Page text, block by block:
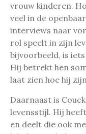
vrouw kinderen.
veel in de
interviews naar
rol speelt in zijn
bijvoorbeeld, is
Hij betrekt hen
laat zien hoe hij
Daarnaast is
levensstijl. Hij
en deelt die ook